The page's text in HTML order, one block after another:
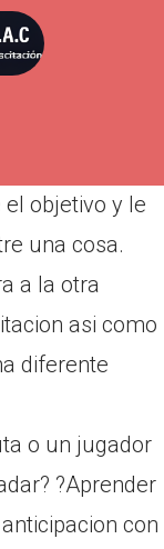
alguna
objetivo y le
una cosa.
a la otra
asi­ como
diferente
o un jugador
?Aprender
con